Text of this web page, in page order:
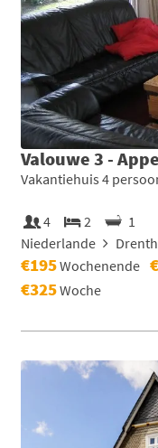
Valouwe 3 -
Vakantiehuis 4
4 2
1
Niederlande
€195Wochenende
€325Woche